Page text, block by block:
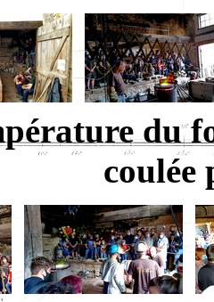
du
coulée